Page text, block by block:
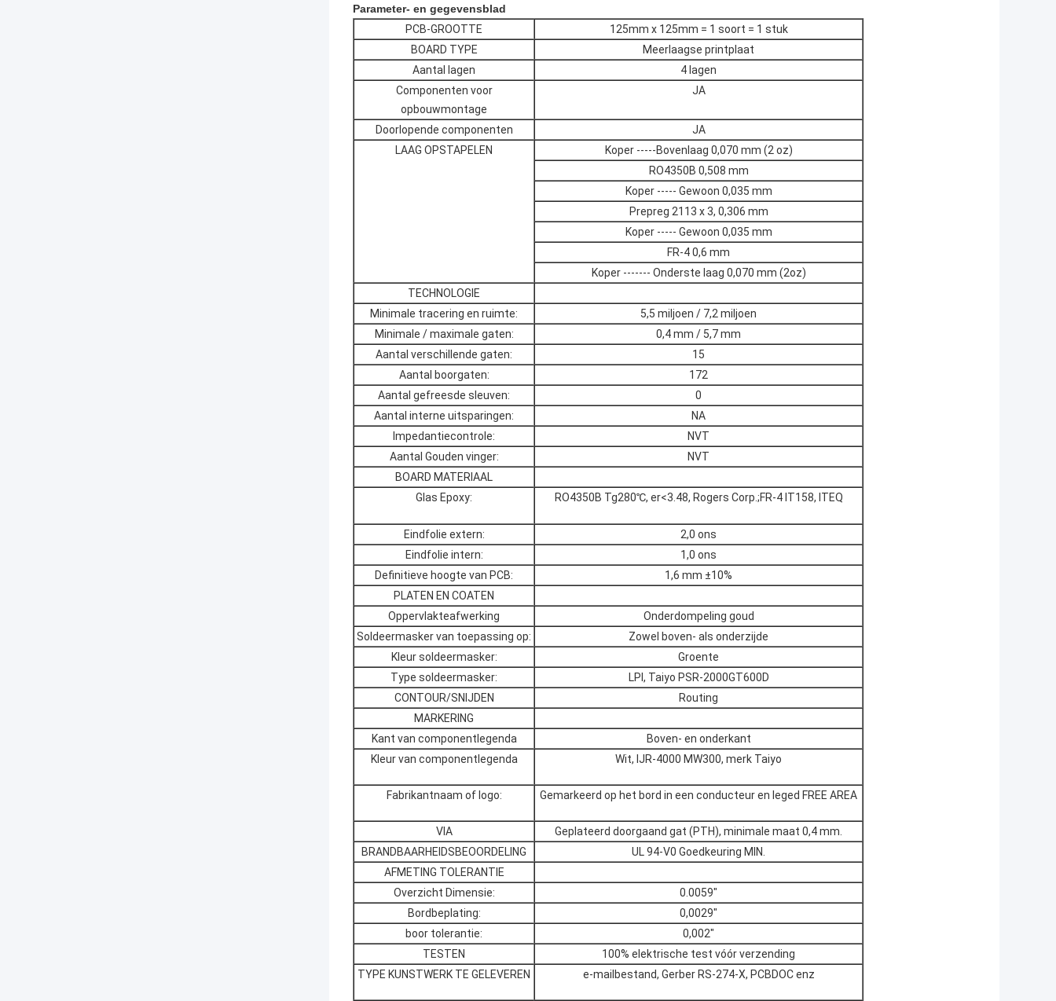
Parameter- en gegevensblad
PCB-GROOTTE
125mm x 125mm = 1 soort = 1 stuk
BOARD TYPE
Meerlaagse printplaat
Aantal lagen
4 lagen
Componenten voor
opbouwmontage
JA
Doorlopende componenten
JA
LAAG OPSTAPELEN
Koper -----Bovenlaag 0,070 mm (2 oz)
RO4350B 0,508 mm
Koper ----- Gewoon 0,035 mm
Prepreg 2113 x 3, 0,306 mm
Koper ----- Gewoon 0,035 mm
FR-4 0,6 mm
Koper ------- Onderste laag 0,070 mm (2oz)
TECHNOLOGIE
Minimale tracering en ruimte:
5,5 miljoen / 7,2 miljoen
Minimale / maximale gaten:
0,4 mm / 5,7 mm
Aantal verschillende gaten:
15
Aantal boorgaten:
172
Aantal gefreesde sleuven:
0
Aantal interne uitsparingen:
NA
Impedantiecontrole:
NVT
Aantal Gouden vinger:
NVT
BOARD MATERIAAL
Glas Epoxy:
RO4350B Tg280℃, er<3.48, Rogers Corp.;FR-4 IT158, ITEQ
Eindfolie extern:
2,0 ons
Eindfolie intern:
1,0 ons
Definitieve hoogte van PCB:
1,6 mm ±10%
PLATEN EN COATEN
Oppervlakteafwerking
Onderdompeling goud
Soldeermasker van toepassing op:
Zowel boven- als onderzijde
Kleur soldeermasker:
Groente
Type soldeermasker:
LPI, Taiyo PSR-2000GT600D
CONTOUR/SNIJDEN
Routing
MARKERING
Kant van componentlegenda
Boven- en onderkant
Kleur van componentlegenda
Wit, IJR-4000 MW300, merk Taiyo
Fabrikantnaam of logo: Gemarkeerd op het bord in een conducteur en leged FREE AREA
VIA
Geplateerd doorgaand gat (PTH), minimale maat 0,4 mm.
BRANDBAARHEIDSBEOORDELING
UL 94-V0 Goedkeuring MIN.
AFMETING TOLERANTIE
Overzicht Dimensie:
0.0059"
Bordbeplating:
0,0029"
boor tolerantie:
0,002"
TESTEN
100% elektrische test vóór verzending
TYPE KUNSTWERK TE GELEVEREN
e-mailbestand, Gerber RS-274-X, PCBDOC enz